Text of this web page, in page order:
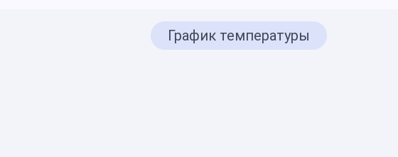
График температуры